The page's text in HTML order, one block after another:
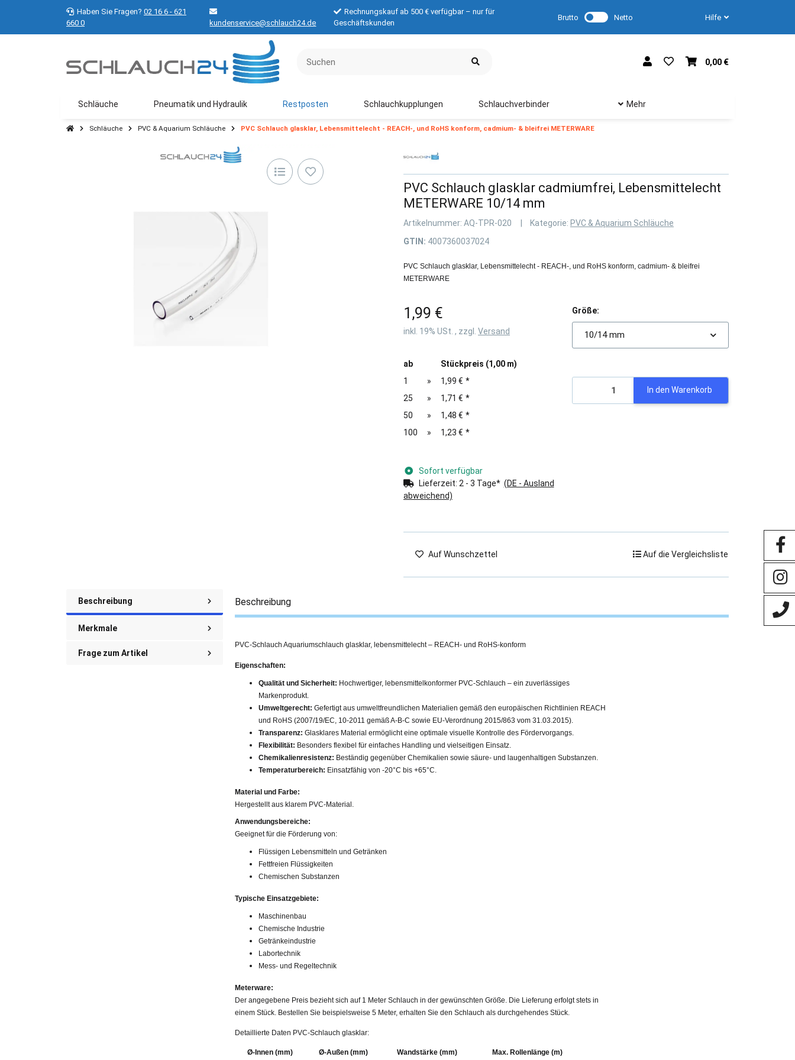
Haben Sie Fragen? 02 16 6 - 621
660 0
kundenservice@schlauch24.de
Rechnungskauf ab 500 € verfügbar – nur für
Geschäftskunden
Brutto Netto Hilfe
0,00 €
Schläuche Pneumatik und Hydraulik Restposten Schlauchkupplungen Schlauchverbinder Mehr
Schläuche PVC & Aquarium Schläuche PVC Schlauch glasklar, Lebensmittelecht - REACH-, und RoHS konform, cadmium- & bleifrei METERWARE
PVC Schlauch glasklar cadmiumfrei, Lebensmittelecht
METERWARE 10/14 mm
Artikelnummer: AQ-TPR-020 Kategorie: PVC & Aquarium Schläuche
GTIN: 4007360037024
PVC Schlauch glasklar, Lebensmittelecht - REACH-, und RoHS konform, cadmium- & bleifrei
METERWARE
1,99 €
inkl. 19% USt. , zzgl. Versand
ab
Stückpreis (1,00 m)
1
» 1,99 € *
25
» 1,71 € *
50
» 1,48 € *
100
» 1,23 € *
Sofort verfügbar
Lieferzeit: 2 - 3 Tage* (DE - Ausland
abweichend)
Größe:
10/14 mm
In den Warenkorb
Auf Wunschzettel Auf die Vergleichsliste
Beschreibung
Merkmale
Frage zum Artikel
Beschreibung
PVC-Schlauch Aquariumschlauch glasklar, lebensmittelecht – REACH- und RoHS-konform
Eigenschaften:
Qualität und Sicherheit: Hochwertiger, lebensmittelkonformer PVC-Schlauch – ein zuverlässiges
Markenprodukt.
Umweltgerecht: Gefertigt aus umweltfreundlichen Materialien gemäß den europäischen Richtlinien REACH
und RoHS (2007/19/EC, 10-2011 gemäß A-B-C sowie EU-Verordnung 2015/863 vom 31.03.2015).
Transparenz: Glasklares Material ermöglicht eine optimale visuelle Kontrolle des Fördervorgangs.
Flexibilität: Besonders flexibel für einfaches Handling und vielseitigen Einsatz.
Chemikalienresistenz: Beständig gegenüber Chemikalien sowie säure- und laugenhaltigen Substanzen.
Temperaturbereich: Einsatzfähig von -20°C bis +65°C.
Material und Farbe:
Hergestellt aus klarem PVC-Material.
Anwendungsbereiche:
Geeignet für die Förderung von:
Flüssigen Lebensmitteln und Getränken
Fettfreien Flüssigkeiten
Chemischen Substanzen
Typische Einsatzgebiete:
Maschinenbau
Chemische Industrie
Getränkeindustrie
Labortechnik
Mess- und Regeltechnik
Meterware:
Der angegebene Preis bezieht sich auf 1 Meter Schlauch in der gewünschten Größe. Die Lieferung erfolgt stets in
einem Stück. Bestellen Sie beispielsweise 5 Meter, erhalten Sie den Schlauch als durchgehendes Stück.
Detaillierte Daten PVC-Schlauch glasklar:
Ø-Innen (mm) Ø-Außen (mm) Wandstärke (mm)
Max. Rollenlänge (m)